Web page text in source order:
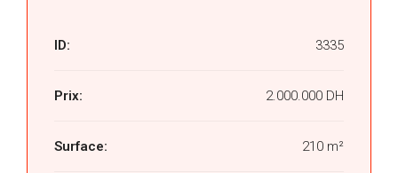
ID: 3335
Prix: 2.000.000 DH
Surface: 210 m²